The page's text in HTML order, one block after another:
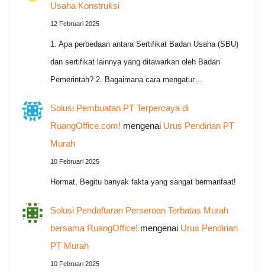
Usaha Konstruksi
12 Februari 2025
1. Apa perbedaan antara Sertifikat Badan Usaha (SBU)
dan sertifikat lainnya yang ditawarkan oleh Badan
Pemerintah? 2. Bagaimana cara mengatur…
Solusi Pembuatan PT Terpercaya di
RuangOffice.com! mengenai Urus Pendirian PT
Murah
10 Februari 2025
Hormat, Begitu banyak fakta yang sangat bermanfaat!
Solusi Pendaftaran Perseroan Terbatas Murah
bersama RuangOffice! mengenai Urus Pendirian
PT Murah
10 Februari 2025